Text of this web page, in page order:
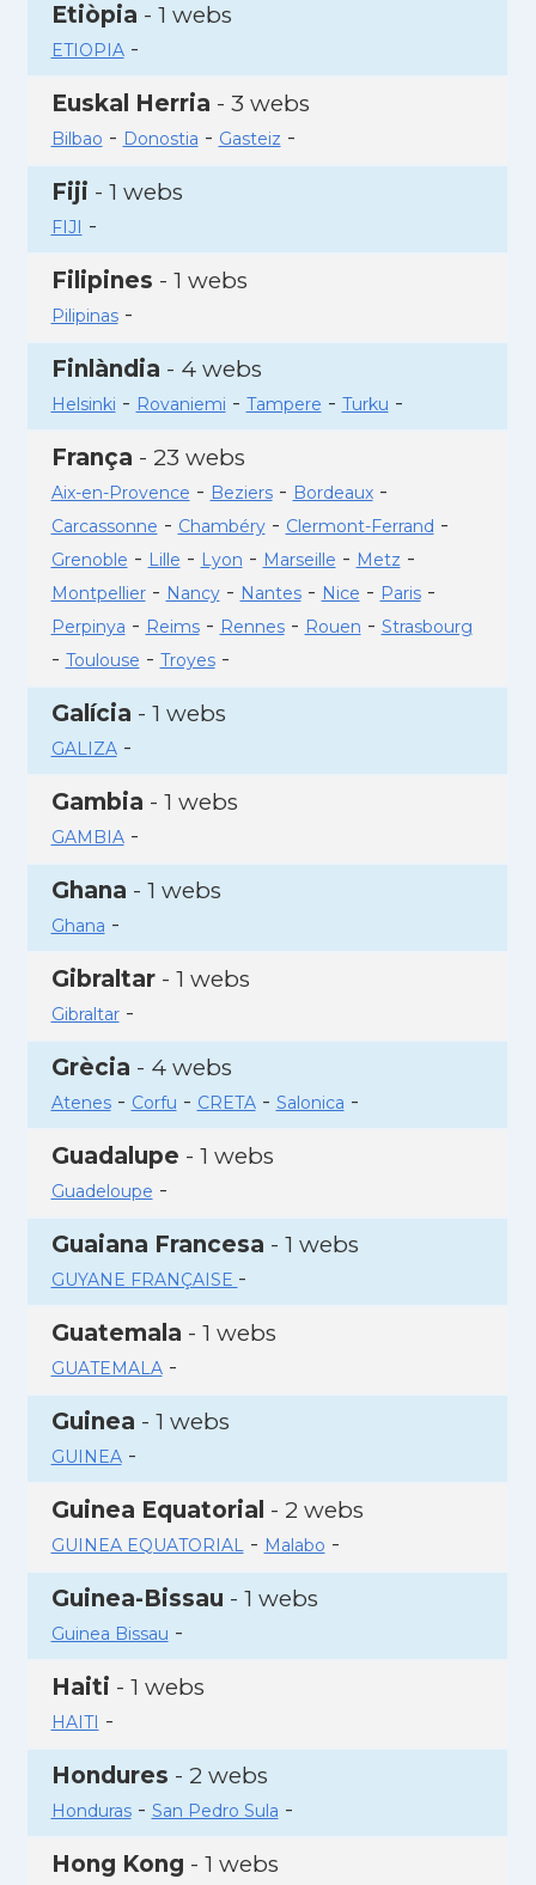
Etiòpia - 1 webs
ETIOPIA-
Euskal Herria - 3 webs
Bilbao - Donostia - Gasteiz -
Fiji - 1 webs
FIJI -
Filipines - 1 webs
Pilipinas-
Finlàndia - 4 webs
Helsinki - Rovaniemi - Tampere - Turku -
França - 23 webs
Aix-en-Provence - Beziers- Bordeaux-
Carcassonne - Chambéry- Clermont-Ferrand -
Grenoble - Lille - Lyon - Marseille - Metz -
Montpellier- Nancy- Nantes- Nice - Paris-
Perpinya - Reims- Rennes- Rouen - Strasbourg
- Toulouse - Troyes-
Galícia - 1 webs
GALIZA-
Gambia - 1 webs
GAMBIA-
Ghana - 1 webs
Ghana -
Gibraltar- 1 webs
Gibraltar-
Grècia - 4 webs
Atenes- Corfu - CRETA- Salonica -
Guadalupe - 1 webs
Guadeloupe -
Guaiana Francesa - 1 webs
GUYANE FRANÇAISE -
Guatemala - 1 webs
GUATEMALA-
Guinea - 1 webs
GUINEA-
Guinea Equatorial - 2 webs
GUINEA EQUATORIAL- Malabo -
Guinea-Bissau - 1 webs
Guinea Bissau -
Haiti - 1 webs
HAITI -
Hondures - 2 webs
Honduras- San Pedro Sula -
Hong Kong - 1 webs